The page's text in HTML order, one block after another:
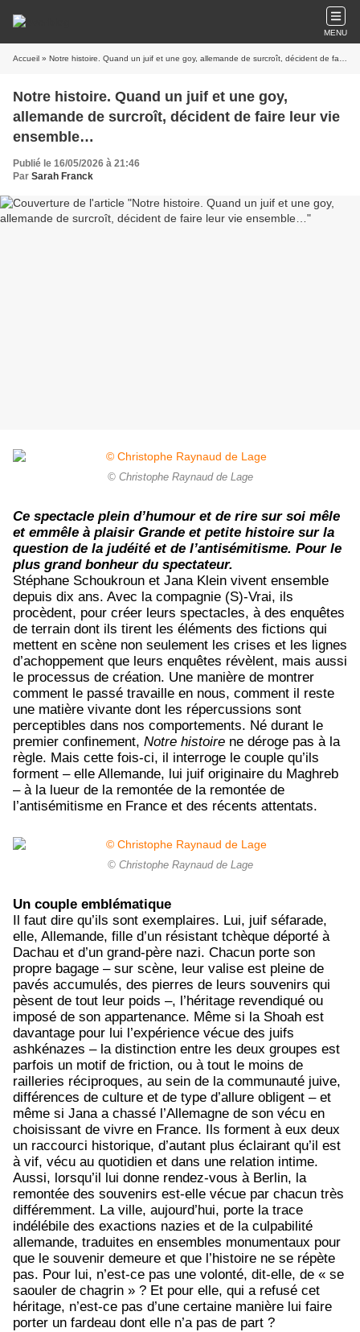
MENU
Accueil » Notre histoire. Quand un juif et une goy, allemande de surcroît, décident de faire leur vie ensemble…
Notre histoire. Quand un juif et une goy,
allemande de surcroît, décident de faire leur vie
ensemble…
Publié le 16/05/2026 à 21:46
Par Sarah Franck
© Christophe Raynaud de Lage
Ce spectacle plein d’humour et de rire sur soi mêle
et emmêle à plaisir Grande et petite histoire sur la
question de la judéité et de l’antisémitisme. Pour le
plus grand bonheur du spectateur.
Stéphane Schoukroun et Jana Klein vivent ensemble
depuis dix ans. Avec la compagnie (S)-Vrai, ils
procèdent, pour créer leurs spectacles, à des enquêtes
de terrain dont ils tirent les éléments des fictions qui
mettent en scène non seulement les crises et les lignes
d’achoppement que leurs enquêtes révèlent, mais aussi
le processus de création. Une manière de montrer
comment le passé travaille en nous, comment il reste
une matière vivante dont les répercussions sont
perceptibles dans nos comportements. Né durant le
premier confinement, Notre histoire ne déroge pas à la
règle. Mais cette fois-ci, il interroge le couple qu’ils
forment – elle Allemande, lui juif originaire du Maghreb
– à la lueur de la remontée de la remontée de
l’antisémitisme en France et des récents attentats.
© Christophe Raynaud de Lage
Un couple emblématique
Il faut dire qu’ils sont exemplaires. Lui, juif séfarade,
elle, Allemande, fille d’un résistant tchèque déporté à
Dachau et d’un grand-père nazi. Chacun porte son
propre bagage – sur scène, leur valise est pleine de
pavés accumulés, des pierres de leurs souvenirs qui
pèsent de tout leur poids –, l’héritage revendiqué ou
imposé de son appartenance. Même si la Shoah est
davantage pour lui l’expérience vécue des juifs
ashkénazes – la distinction entre les deux groupes est
parfois un motif de friction, ou à tout le moins de
railleries réciproques, au sein de la communauté juive,
différences de culture et de type d’allure obligent – et
même si Jana a chassé l’Allemagne de son vécu en
choisissant de vivre en France. Ils forment à eux deux
un raccourci historique, d’autant plus éclairant qu’il est
à vif, vécu au quotidien et dans une relation intime.
Aussi, lorsqu’il lui donne rendez-vous à Berlin, la
remontée des souvenirs est-elle vécue par chacun très
différemment. La ville, aujourd’hui, porte la trace
indélébile des exactions nazies et de la culpabilité
allemande, traduites en ensembles monumentaux pour
que le souvenir demeure et que l’histoire ne se répète
pas. Pour lui, n’est-ce pas une volonté, dit-elle, de « se
saouler de chagrin » ? Et pour elle, qui a refusé cet
héritage, n’est-ce pas d’une certaine manière lui faire
porter un fardeau dont elle n’a pas de part ?